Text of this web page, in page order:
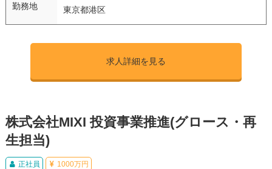
勤務地 東京都港区
求人詳細を見る
株式会社MIXI 投資事業推進(グロース・再
生担当)
正社員 1000万円